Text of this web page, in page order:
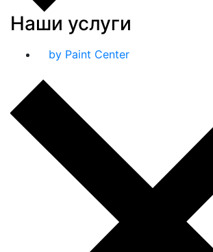
Наши услуги
by Paint Center